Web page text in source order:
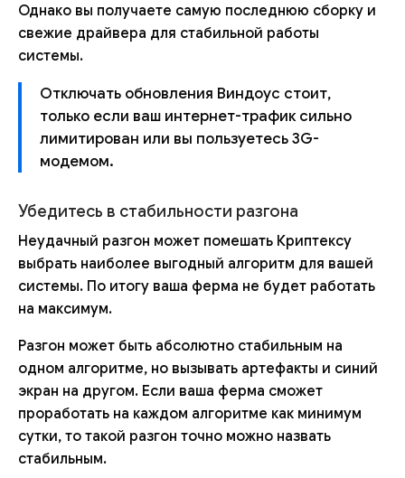
Однако вы получаете самую последнюю сборку и
свежие драйвера для стабильной работы
системы.
Отключать обновления Виндоус стоит,
только если ваш интернет-трафик сильно
лимитирован или вы пользуетесь 3G-
модемом.
Убедитесь в стабильности разгона
Неудачный разгон может помешать Криптексу
выбрать наиболее выгодный алгоритм для вашей
системы. По итогу ваша ферма не будет работать
на максимум.
Разгон может быть абсолютно стабильным на
одном алгоритме, но вызывать артефакты и синий
экран на другом. Если ваша ферма сможет
проработать на каждом алгоритме как минимум
сутки, то такой разгон точно можно назвать
стабильным.